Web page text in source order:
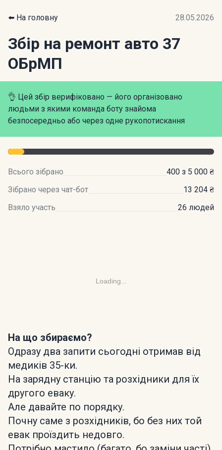
⬅️ На головну 28.05.2026
Збір на ремонт авто 37
ОБрМП
👌 Цей збір верифіковано — його організовано
людьми з якими команда боту знайома
безпосередньо або через одне рукопотискання
Всього зібрано
400 з 5 000 ₴
Зібрано через чат-бот
13 204 ₴
Взяло участь
26 людей
Loading...
На що збираємо?
Одразу два запити сьогодні отримав від
медиків 35-ки.
На зарядну станцію та розхідники для їх
другого еваку.
Але давайте по порядку.
Почну саме з розхідників, бо без них той
евак проїздить недовго.